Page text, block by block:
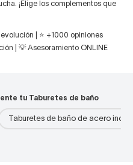
¡Elige los complementos que
| ⭐ +1000 opiniones
| 💡 Asesoramiento ONLINE
tu Taburetes de baño
Taburetes de baño de acero